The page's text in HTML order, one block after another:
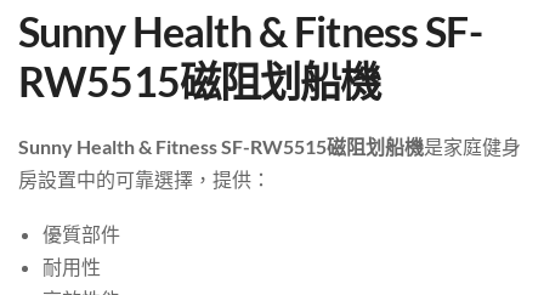
Sunny Health & Fitness SF-
RW5515磁阻划船機
Sunny Health & Fitness SF-RW5515磁阻划船機是家庭健身
房設置中的可靠選擇，提供：
優質部件
耐用性